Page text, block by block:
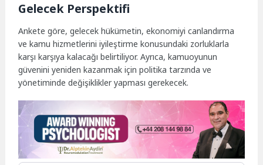
Gelecek Perspektifi
Ankete göre, gelecek hükümetin, ekonomiyi canlandırma
ve kamu hizmetlerini iyileştirme konusundaki zorluklarla
karşı karşıya kalacağı belirtiliyor. Ayrıca, kamuoyunun
güvenini yeniden kazanmak için politika tarzında ve
yönetiminde değişiklikler yapması gerekecek.